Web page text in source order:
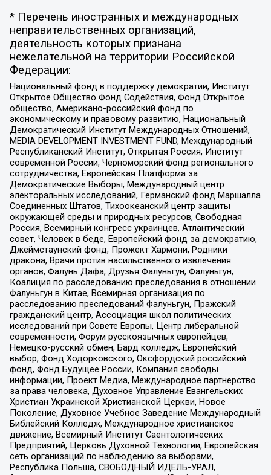
* Перечень иностранных и международных
неправительственных организаций,
деятельность которых признана
нежелательной на территории Российской
Федерации:
Национальный фонд в поддержку демократии, Институт
Открытое Общество Фонд Содействия, Фонд Открытое
общество, Американо-российский фонд по
экономическому и правовому развитию, Национальный
Демократический Институт Международных Отношений,
MEDIA DEVELOPMENT INVESTMENT FUND, Международный
Республиканский Институт, Открытая Россия, Институт
современной России, Черноморский фонд регионального
сотрудничества, Европейская Платформа за
Демократические Выборы, Международный центр
электоральных исследований, Германский фонд Маршалла
Соединенных Штатов, Тихоокеанский центр защиты
окружающей среды и природных ресурсов, Свободная
Россия, Всемирный конгресс украинцев, Атлантический
совет, Человек в беде, Европейский фонд за демократию,
Джеймстаунский фонд, Прожект Хармони, Родники
дракона, Врачи против насильственного извлечения
органов, Фалунь Дафа, Друзья Фалуньгун, Фалуньгун,
Коалиция по расследованию преследования в отношении
Фалуньгун в Китае, Всемирная организация по
расследованию преследований Фалуньгун, Пражский
гражданский центр, Ассоциация школ политических
исследований при Совете Европы, Центр либеральной
современности, Форум русскоязычных европейцев,
Немецко-русский обмен, Бард колледж, Европейский
выбор, Фонд Ходорковского, Оксфордский российский
фонд, Фонд Будущее России, Компания свободы
информации, Проект Медиа, Международное партнерство
за права человека, Духовное Управление Евангельских
Христиан Украинской Христианской Церкви, Новое
Поколение, Духовное Учебное Заведение Международный
Библейский Колледж, Международное христианское
движение, Всемирный Институт Саентологических
Предприятий, Церковь Духовной Технологии, Европейская
сеть организаций по наблюдению за выборами,
Республика Польша, СВОБОДНЫЙ ИДЕЛЬ-УРАЛ,